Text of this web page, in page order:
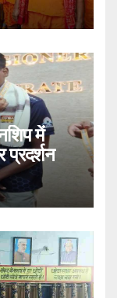
में
प्रदर्शन